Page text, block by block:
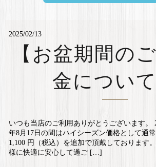
2025/02/13
【お盆期間の
金について
いつも当店のご利用ありがとうございます。
年8月17日の間はハイシーズン価格として通
1,100 円（税込）を追加で頂戴しております
様に快適に安心して過ご […]